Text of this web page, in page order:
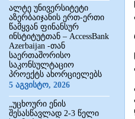
ალტე უნივერსიტეტი
აზერბაიჯანის ერთ-ერთი
წამყვან ფინანსურ
ინსტიტუტთან – AccessBank
Azerbaijan -თან
საერთაშორისო
საკონსულტაციო
პროექტს ახორციელებს
5 აგვისტო, 2026
„უცხოური ენის
შესასწავლად 2-3 წელი